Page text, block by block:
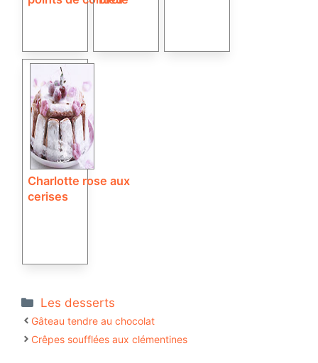
Charlotte rose aux
cerises
Catégories
Les desserts
Gâteau tendre au chocolat
Crêpes soufflées aux clémentines